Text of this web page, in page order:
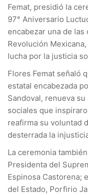
Femat, presidió la
97° Aniversario
encabezar una de
Revolución
lucha por la justicia
Flores Femat señaló
estatal encabezada
Sandoval, renueva
sociales que
reafirma su voluntad
desterrada la
La ceremonia
Presidenta del
Espinosa Castorena;
del Estado, Porfirio